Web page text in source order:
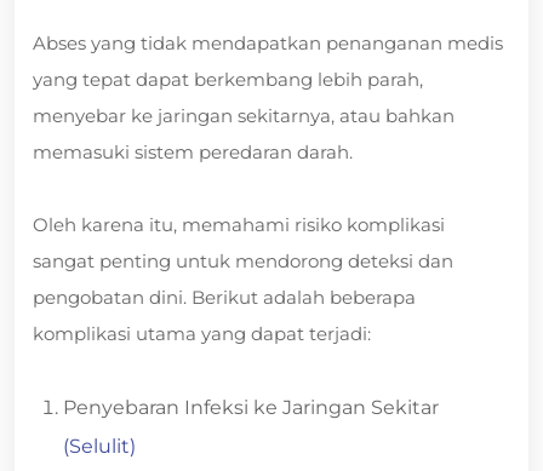
Abses yang tidak mendapatkan penanganan medis
yang tepat dapat berkembang lebih parah,
menyebar ke jaringan sekitarnya, atau bahkan
memasuki sistem peredaran darah.
Oleh karena itu, memahami risiko komplikasi
sangat penting untuk mendorong deteksi dan
pengobatan dini. Berikut adalah beberapa
komplikasi utama yang dapat terjadi:
Penyebaran Infeksi ke Jaringan Sekitar
(Selulit)